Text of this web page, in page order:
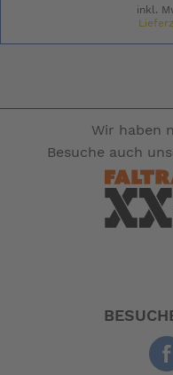
inkl.
Wir haben
Besuche auch